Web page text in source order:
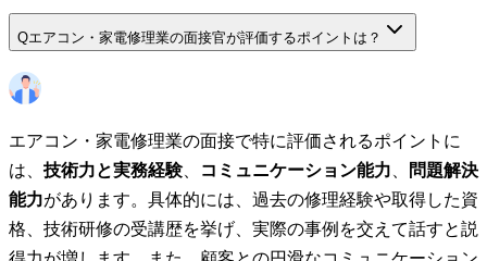
Qエアコン・家電修理業の面接官が評価するポイントは？
エアコン・家電修理業の面接で特に評価されるポイントに
は、 技術力と実務経験、 コミュニケーション能力
問題解決
能力があります。具体的には、過去の修理経験や取得した資
格、技術研修の受講歴を挙げ、実際の事例を交えて話すと説